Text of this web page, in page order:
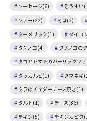
ソーセージ(6) ぞうすい
ソテー(22)
そば(3)
ターメリック(1)
ダイコ
タケノコ(4)
タケノコの
タコとトマトのガーリックソ
ダッカルビ(1)
タマネギ
タラのチェダーチーズ焼き(1)
タルト(1)
チーズ(36)
チキン(5)
チキンカピタ